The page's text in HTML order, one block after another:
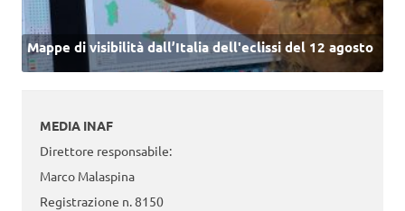
Mappe di visibilità dall’Italia dell'eclissi del 12 agosto
MEDIA INAF
Direttore responsabile:
Marco Malaspina
Registrazione n. 8150